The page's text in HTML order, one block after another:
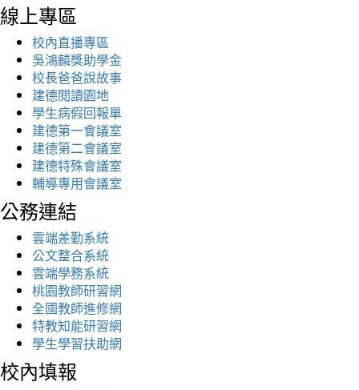
線上專區
校內直播專區
吳鴻麟獎助學金
校長爸爸說故事
建德閱讀園地
學生病假回報單
建德第一會議室
建德第二會議室
建德特殊會議室
輔導專用會議室
公務連結
雲端差勤系統
公文整合系統
雲端學務系統
桃園教師研習網
全國教師進修網
特教知能研習網
學生學習扶助網
校內填報